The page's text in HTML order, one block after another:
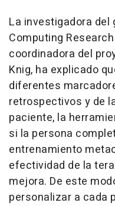
La investigadora
Computing
coordinadora del
Knig, ha explicado
diferentes
retrospectivos y de
paciente, la
si la persona
entrenamiento
efectividad de la
mejora. De este
personalizar a cada